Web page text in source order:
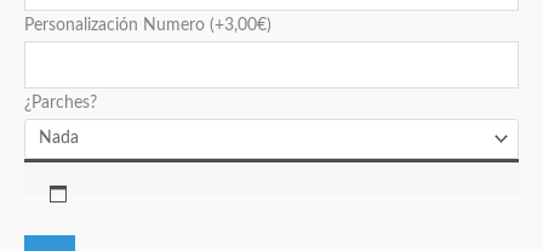
Personalización Numero (+3,00€)
¿Parches?